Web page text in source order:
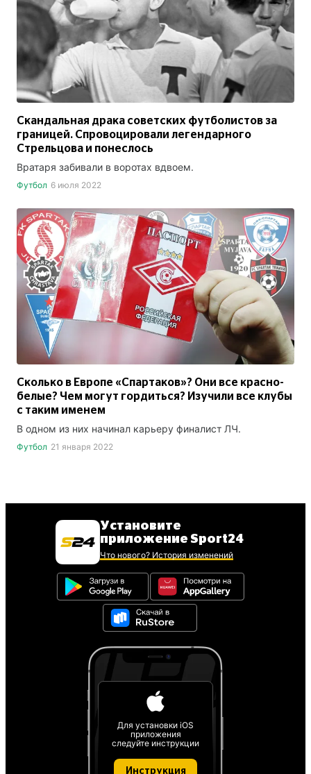
Скандальная драка советских футболистов за
границей. Спровоцировали легендарного
Стрельцова и понеслось
Вратаря забивали в воротах вдвоем.
Футбол 6 июля 2022
Сколько в Европе «Спартаков»? Они все красно-
белые? Чем могут гордиться? Изучили все клубы
с таким именем
В одном из них начинал карьеру финалист ЛЧ.
Футбол 21 января 2022
Установите
приложение Sport24
Что нового? История изменений
Для установки iOS
приложения
следуйте инструкции
Инструкция